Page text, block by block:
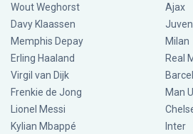
Wout Weghorst
Davy Klaassen
Memphis Depay
Erling Haaland
Virgil van Dijk
Frenkie de Jong
Lionel Messi
Kylian Mbappé
Ajax
Milan
Real
Man
Inter